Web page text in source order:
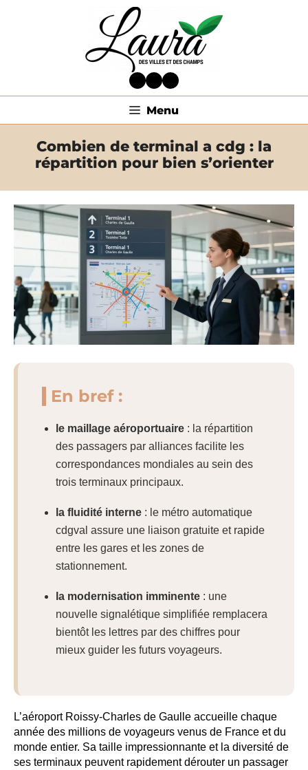
Facebook Twitter LinkedIn
Menu
Combien de terminal a cdg : la
répartition pour bien s’orienter
En bref :
le maillage aéroportuaire : la répartition
des passagers par alliances facilite les
correspondances mondiales au sein des
trois terminaux principaux.
la fluidité interne : le métro automatique
cdgval assure une liaison gratuite et rapide
entre les gares et les zones de
stationnement.
la modernisation imminente : une
nouvelle signalétique simplifiée remplacera
bientôt les lettres par des chiffres pour
mieux guider les futurs voyageurs.
L’aéroport Roissy-Charles de Gaulle accueille chaque
année des millions de voyageurs venus de France et du
monde entier. Sa taille impressionnante et la diversité de
ses terminaux peuvent rapidement dérouter un passager